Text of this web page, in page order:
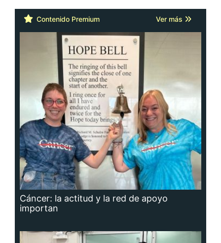
Contenido Premium Ver más
Cáncer: la actitud y la red de apoyo
importan